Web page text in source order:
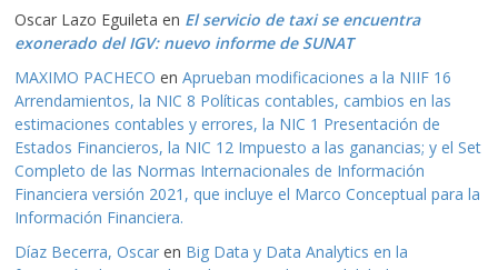
Oscar Lazo Eguileta en El servicio de taxi se encuentra
exonerado del IGV: nuevo informe de SUNAT
MAXIMO PACHECO enAprueban modificaciones a la NIIF 16
Arrendamientos, la NIC 8 Políticas contables, cambios en las
estimaciones contables y errores, la NIC 1 Presentación de
Estados Financieros, la NIC 12 Impuesto a las ganancias; y el Set
Completo de las Normas Internacionales de Información
Financiera versión 2021, que incluye el Marco Conceptual para la
Información Financiera.
Díaz Becerra, Oscar en Big Data y Data Analytics en la